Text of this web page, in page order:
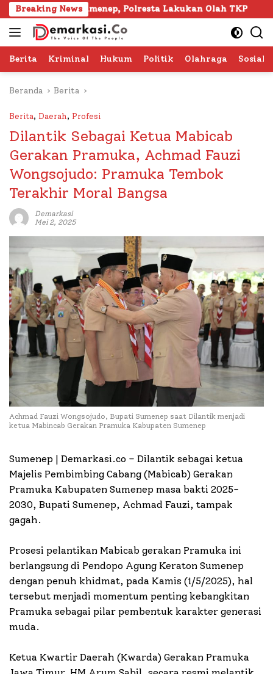
Langsung
ke
konten
Breaking NewsPolresta Lakukan Olah TKP 103 Kafilah
Berita Kriminal Hukum Politik Olahraga Sosial
Beranda Berita
Berita, Daerah, Profesi
Dilantik Sebagai Ketua Mabicab
Gerakan Pramuka, Achmad Fauzi
Wongsojudo: Pramuka Tembok
Terakhir Moral Bangsa
Demarkasi
Mei 2, 2025
Achmad Fauzi Wongsojudo, Bupati Sumenep saat Dilantik menjadi
ketua Mabincab Gerakan Pramuka Kabupaten Sumenep
Sumenep | Demarkasi.co – Dilantik sebagai ketua
Majelis Pembimbing Cabang (Mabicab) Gerakan
Pramuka Kabupaten Sumenep masa bakti 2025-
2030, Bupati Sumenep, Achmad Fauzi, tampak
gagah.
Prosesi pelantikan Mabicab gerakan Pramuka ini
berlangsung di Pendopo Agung Keraton Sumenep
dengan penuh khidmat, pada Kamis (1/5/2025), hal
tersebut menjadi momentum penting kebangkitan
Pramuka sebagai pilar pembentuk karakter generasi
muda.
Ketua Kwartir Daerah (Kwarda) Gerakan Pramuka